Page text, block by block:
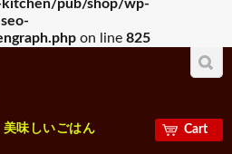
pub/shop/wp-
on line 825
美味しいごはん
Cart
Libbey
ト 新築内祝おすすめギフト
ギ
気ランニング
品